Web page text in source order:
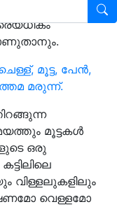
മൂട്ട, പേൻ,
മരുന്ന്.
മൂട്ടകൾ
ഒരു
വിള്ളലുകളിലും
വെള്ളമോ